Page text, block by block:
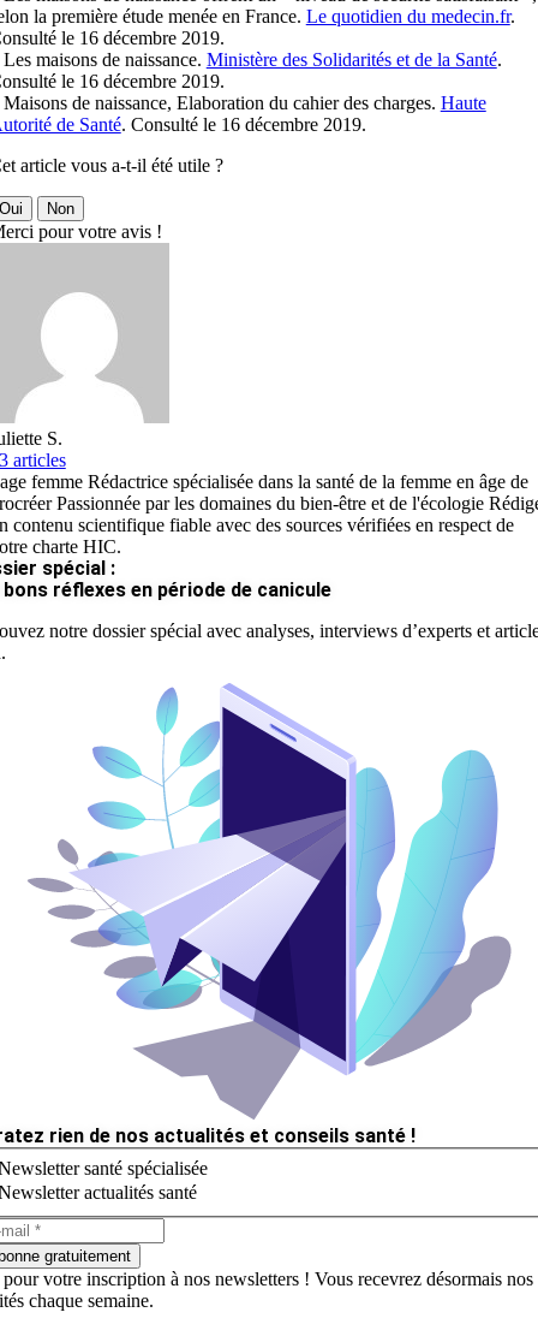
la première étude menée en France. Le quotidien du medecin.fr.
le 16 décembre 2019.
maisons de naissance. Ministère des Solidarités et de la Santé.
le 16 décembre 2019.
de naissance, Elaboration du cahier des charges. Haute
de Santé. Consulté le 16 décembre 2019.
article vous a-t-il été utile ?
Non
pour votre avis !
S.
articles
femme Rédactrice spécialisée dans la santé de la femme en âge de
Passionnée par les domaines du bien-être et de l'écologie
contenu scientifique fiable avec des sources vérifiées en respect de
charte HIC.
spécial :
bons réflexes en période de canicule
notre dossier spécial avec analyses, interviews d’experts et
rien de nos actualités et conseils santé !
santé spécialisée
actualités santé
gratuitement
votre inscription à nos newsletters ! Vous recevrez désormais nos
chaque semaine.